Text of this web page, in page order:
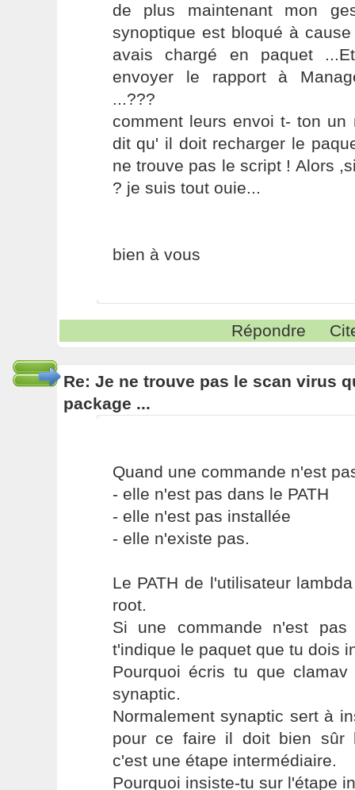
de plus maintenant mon
synoptique est bloqué à
avais chargé en paquet
envoyer le rapport à
...???
comment leurs envoi t- ton
dit qu' il doit recharger le
ne trouve pas le script ! Alors
? je suis tout ouie...
bien à vous
Répondre
Re: Je ne trouve pas le scan virus
package ...
Quand une commande n'est
- elle n'est pas dans le PATH
- elle n'est pas installée
- elle n'existe pas.
Le PATH de l'utilisateur
root.
Si une commande n'est
t'indique le paquet que tu dois
Pourquoi écris tu que
synaptic.
Normalement synaptic sert à
pour ce faire il doit bien sûr
c'est une étape intermédiaire.
Pourquoi insiste-tu sur l'étape